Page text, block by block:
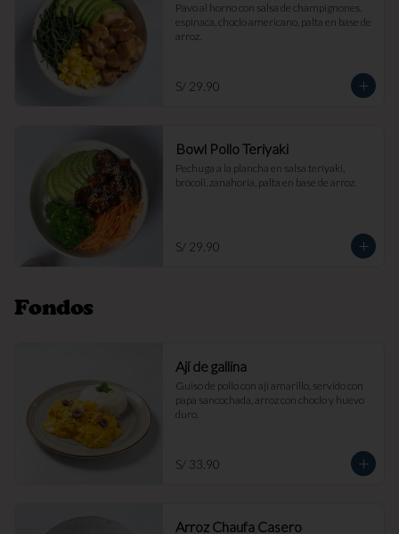
Pavo al horno con salsa de champignones,
espinaca, choclo americano, palta en base de
arroz.
S/ 29.90
Bowl Pollo Teriyaki
Pechuga a la plancha en salsa teriyaki,
brócoli, zanahoria, palta en base de arroz.
S/ 29.90
Fondos
Ají de gallina
Guiso de pollo con ají amarillo, servido con
papa sancochada, arroz con choclo y huevo
duro.
S/ 33.90
Arroz Chaufa Casero